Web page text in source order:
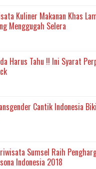
Kuliner Makanan Khas
Menggugah Selera
Harus Tahu !! Ini Syarat
Cantik Indonesia
Sumsel Raih
Indonesia 2018